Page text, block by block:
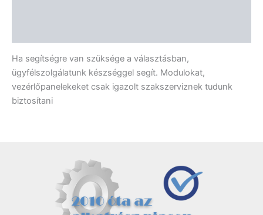
Ha segítségre van szüksége a választásban,
ügyfélszolgálatunk készséggel segít. Modulokat,
vezérlőpanelekeket csak igazolt szakszerviznek tudunk
biztosítani